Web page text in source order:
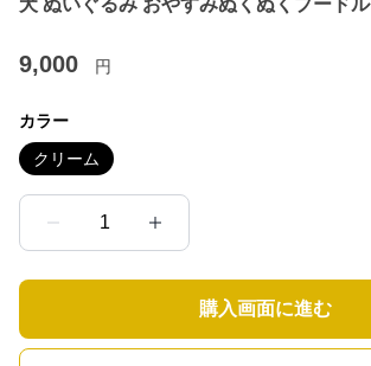
犬 ぬいぐるみ おやすみぬくぬくプードル
9,000 円
カラー
クリーム
1
購入画面に進む